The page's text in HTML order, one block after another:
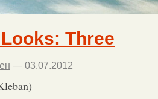
Three
— 03.07.2012